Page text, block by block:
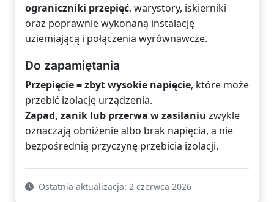
ograniczniki przepięć, warystory, iskierniki
oraz poprawnie wykonaną instalację
uziemiającą i połączenia wyrównawcze.
Do zapamiętania
Przepięcie = zbyt wysokie napięcie, które może
przebić izolację urządzenia.
Zapad, zanik lub przerwa w zasilaniu zwykle
oznaczają obniżenie albo brak napięcia, a nie
bezpośrednią przyczynę przebicia izolacji.
Ostatnia aktualizacja: 2 czerwca 2026